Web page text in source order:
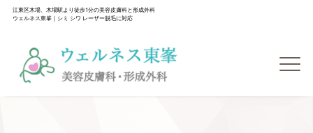
江東区木場、木場駅より徒歩1分の美容皮膚科と形成外科
ウェルネス東峯｜シミ シワ レーザー脱毛に対応